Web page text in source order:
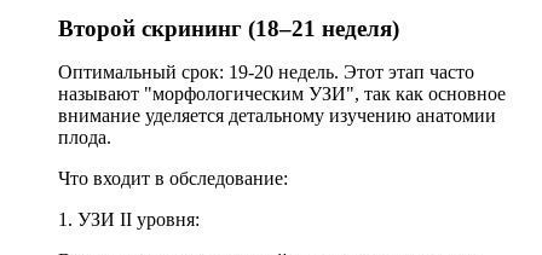
Второй скрининг (18–21 неделя)
Оптимальный срок: 19-20 недель. Этот этап часто
называют "морфологическим УЗИ", так как основное
внимание уделяется детальному изучению анатомии
плода.
Что входит в обследование:
1. УЗИ II уровня: